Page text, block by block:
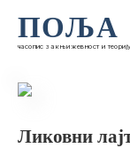
ПОЉА
часопис за књижевност и теорију
Ликовни